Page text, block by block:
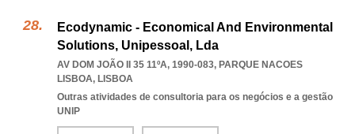
Ecodynamic - Economical And Environmental
Solutions, Unipessoal, Lda
AV DOM JOÃO II 35 11ºA, 1990-083, PARQUE NACOES
LISBOA, LISBOA
Outras atividades de consultoria para os negócios e a gestão
UNIP